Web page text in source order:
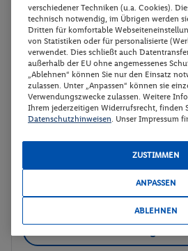
Buchen
Zweibettzimmer
24.11. - 26.11.2026
Zweibettzimmer
Ohne Verpflegung
Veranstalter:DERTOUR Deutschland
verschiedener Techniken (u.a. Cookies).
technisch notwendig, im Übrigen werden
Dritten für komfortable
von Statistiken oder für personalisierte
verwendet. Dies schließt auch
außerhalb der EU ohne angemessenes
„Ablehnen“ können Sie nur den Einsatz
zulassen. Unter „Anpassen“ können sie
Verwendungszwecke zulassen. Weitere
Ihrem jederzeitigen Widerrufsrecht, finden
Datenschutzhinweisen . Unser Impressum
ZUSTIMMEN
ANPASSEN
ABLEHNEN